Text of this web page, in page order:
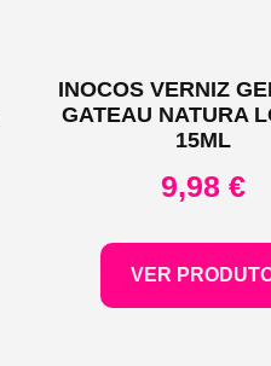
INOCOS VERNIZ
GATEAU NATURA
15ML
9,98 €
VER